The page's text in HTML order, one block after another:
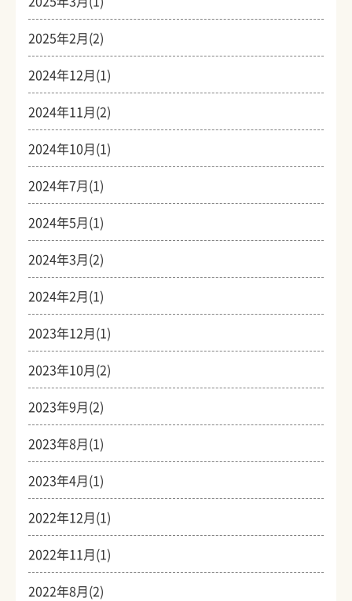
2025年2月(2)
2024年12月(1)
2024年11月(2)
2024年10月(1)
2024年7月(1)
2024年5月(1)
2024年3月(2)
2024年2月(1)
2023年12月(1)
2023年10月(2)
2023年9月(2)
2023年8月(1)
2023年4月(1)
2022年12月(1)
2022年11月(1)
2022年8月(2)